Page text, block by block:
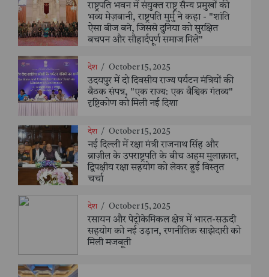
राष्ट्रपति भवन में संयुक्त राष्ट्र सैन्य प्रमुखों की
भव्य मेज़बानी, राष्ट्रपति मुर्मु ने कहा - "शांति
ऐसा बीज बने, जिससे दुनिया को सुरक्षित
बचपन और सौहार्दपूर्ण समाज मिले"
देश / October 15, 2025
उदयपुर में दो दिवसीय राज्य पर्यटन मंत्रियों की
बैठक संपन्न, "एक राज्य: एक वैश्विक गंतव्य"
दृष्टिकोण को मिली नई दिशा
देश / October 15, 2025
नई दिल्ली में रक्षा मंत्री राजनाथ सिंह और
ब्राज़ील के उपराष्ट्रपति के बीच अहम मुलाक़ात,
द्विपक्षीय रक्षा सहयोग को लेकर हुई विस्तृत
चर्चा
देश / October 15, 2025
रसायन और पेट्रोकेमिकल क्षेत्र में भारत-सऊदी
सहयोग को नई उड़ान, रणनीतिक साझेदारी को
मिली मजबूती